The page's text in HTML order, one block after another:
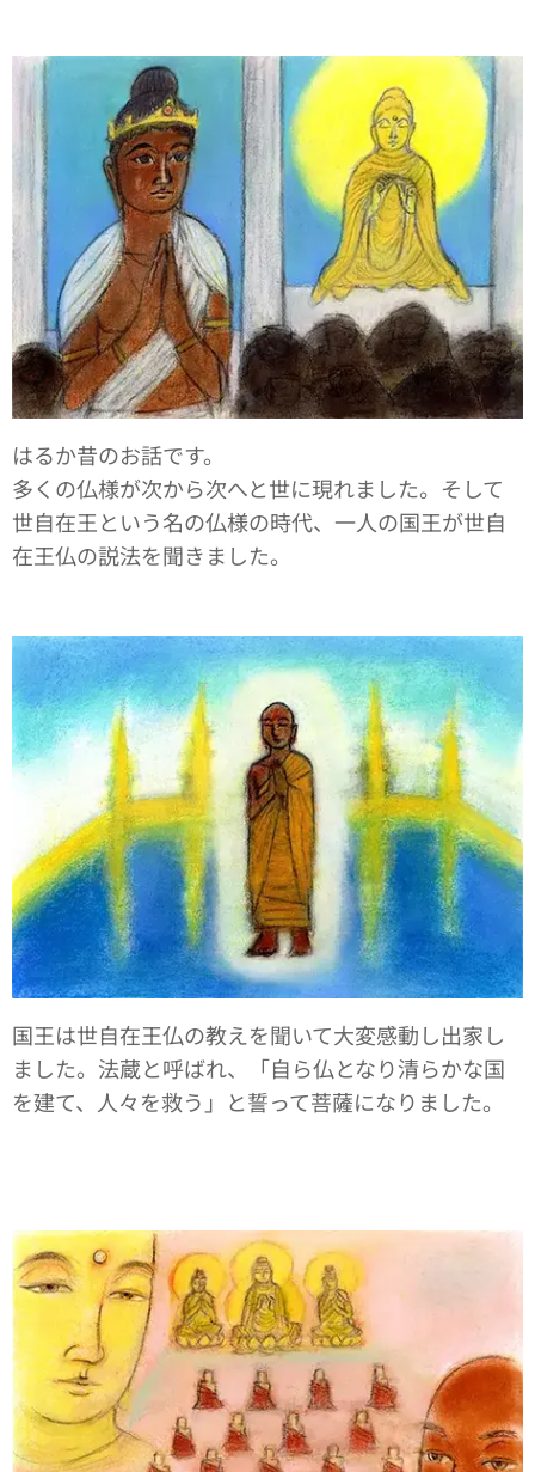
はるか昔のお話です。
多くの仏様が次から次へと世に現れました。そして
世自在王という名の仏様の時代、一人の国王が世自
在王仏の説法を聞きました。
国王は世自在王仏の教えを聞いて大変感動し出家し
ました。法蔵と呼ばれ、「自ら仏となり清らかな国
を建て、人々を救う」と誓って菩薩になりました。